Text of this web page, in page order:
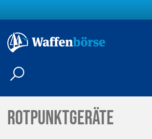
Rotpunktgeräte